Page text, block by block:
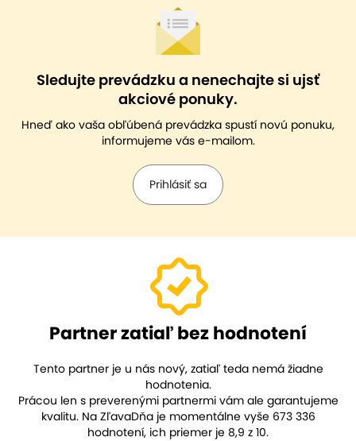
Sledujte prevádzku a nenechajte si ujsť
akciové ponuky.
Hneď ako vaša obľúbená prevádzka spustí novú ponuku,
informujeme vás e-mailom.
Prihlásiť sa
Partner zatiaľ bez hodnotení
Tento partner je u nás nový, zatiaľ teda nemá žiadne
hodnotenia.
Prácou len s preverenými partnermi vám ale garantujeme
kvalitu. Na ZľavaDňa je momentálne vyše 673 336
hodnotení, ich priemer je 8,9 z 10.